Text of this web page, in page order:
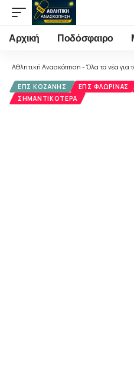
Αρχική Ποδόσφαιρο
Αθλητική Ανασκόπηση - Όλα τα νέα για
ΕΠΣ ΚΟΖΆΝΗΣ ΕΠΣ ΦΛΏΡΙΝΑΣ
ΣΗΜΑΝΤΙΚΌΤΕΡΑ